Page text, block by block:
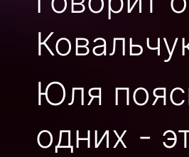
Юля
одних -